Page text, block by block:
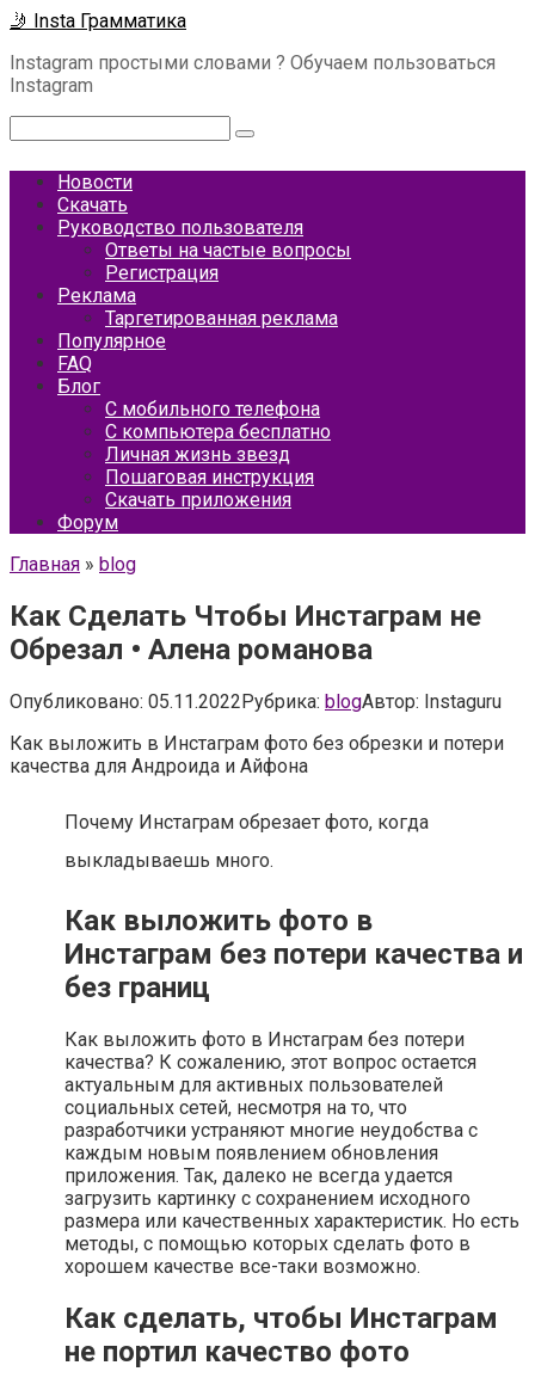
Перейти
контенту
🤳 Insta Грамматика
Instagram простыми словами ? Обучаем пользоваться
Instagram
Новости
Скачать
Руководство пользователя
Ответы на частые вопросы
Регистрация
Реклама
Таргетированная реклама
Популярное
FAQ
Блог
С мобильного телефона
С компьютера бесплатно
Личная жизнь звезд
Пошаговая инструкция
Скачать приложения
Форум
Главная » blog
Как Сделать Чтобы Инстаграм не
Обрезал • Алена романова
Опубликовано: 05.11.2022Рубрика: blogАвтор: Instaguru
Как выложить в Инстаграм фото без обрезки и потери
качества для Андроида и Айфона
Почему Инстаграм обрезает фото, когда
выкладываешь много.
Как выложить фото в
Инстаграм без потери качества и
без границ
Как выложить фото в Инстаграм без потери
качества? К сожалению, этот вопрос остается
актуальным для активных пользователей
социальных сетей, несмотря на то, что
разработчики устраняют многие неудобства с
каждым новым появлением обновления
приложения. Так, далеко не всегда удается
загрузить картинку с сохранением исходного
размера или качественных характеристик. Но есть
методы, с помощью которых сделать фото в
хорошем качестве все-таки возможно.
Как сделать, чтобы Инстаграм
не портил качество фото